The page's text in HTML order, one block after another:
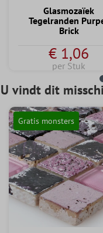
Glasmozaïek
Tegelranden
Brick
€ 1,06
per Stuk
U vindt dit
Gratis monsters